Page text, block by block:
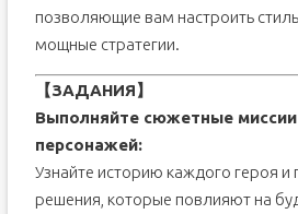
позволяющие вам настроить
мощные стратегии.
【ЗАДАНИЯ】
Выполняйте сюжетные
персонажей:
Узнайте историю каждого героя и
решения, которые повлияют на